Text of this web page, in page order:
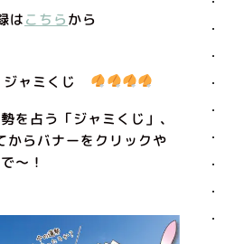
はこちらから
ャミくじ
を占う「ジャミくじ」、
からバナーをクリックや
で〜！